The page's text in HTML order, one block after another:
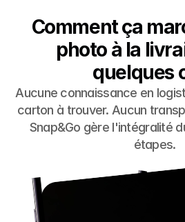
Comment ça
photo à la
quelques
Aucune connaissance en
carton à trouver. Aucun
Snap&Go gère l'intégralité
étapes.